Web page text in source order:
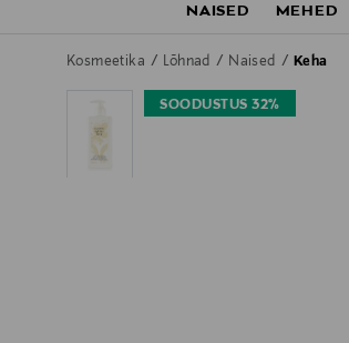
NAISED MEHED
Kosmeetika Lõhnad Naised Keha
SOODUSTUS 32%